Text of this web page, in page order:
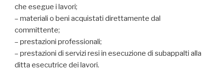
che esegue i lavori;
– materiali o beni acquistati direttamente dal
committente;
– prestazioni professionali;
– prestazioni di servizi resi in esecuzione di subappalti alla
ditta esecutrice dei lavori.